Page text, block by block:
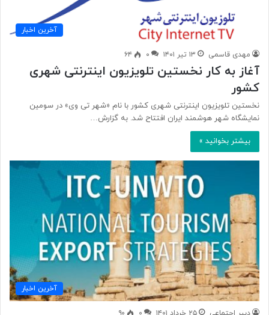
آخرین اخبار
مهدی قاسمی ۱۳ تیر ۱۴۰۱ ۰ ۶۴
آغاز به کار نخستین تلویزیون اینترنتی شهری
کشور
نخستین تلویزیون اینترنتی شهری کشور با نام «شهر تی وی» در سومین
نمایشگاه شهر هوشمند ایران افتتاح شد. به گزارش…
بیشتر بخوانید »
آخرین اخبار